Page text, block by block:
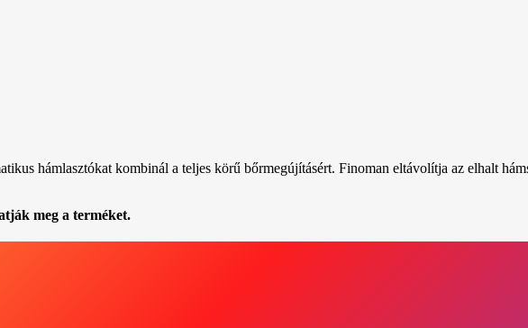
hámlasztókat kombinál a teljes körű bőrmegújításért. Finoman eltávolítja az elhalt
meg a terméket.